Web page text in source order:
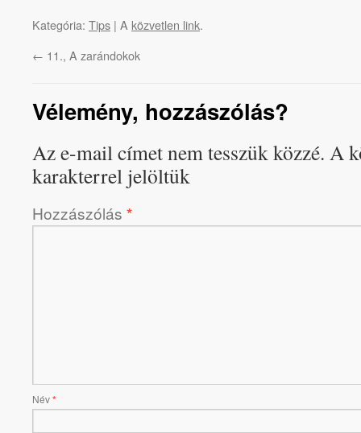
Kategória: Tips | A közvetlen link.
← 11., A zarándokok
Vélemény, hozzászólás?
Az e-mail címet nem tesszük közzé. A
karakterrel jelöltük
Hozzászólás *
Név*